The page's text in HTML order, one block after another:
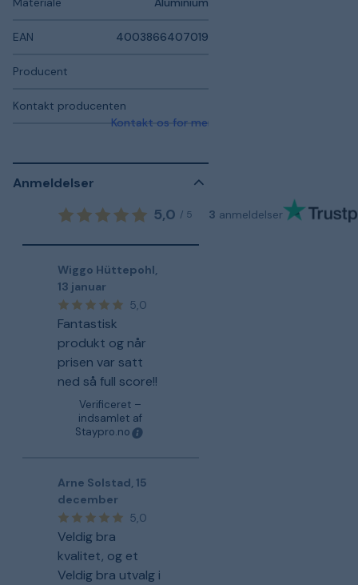
EAN 4003866407019
Producent
Kontakt producenten
Kontakt os for mere information
Anmeldelser
5,0 / 5 3 anmeldelser
Wiggo Hüttepohl,
13 januar
5,0
Fantastisk
produkt og når
prisen var satt
ned så full score!!
Verificeret –
indsamlet af
Staypro.no
Arne Solstad, 15
december
5,0
Veldig bra
kvalitet, og et
Veldig bra utvalg i